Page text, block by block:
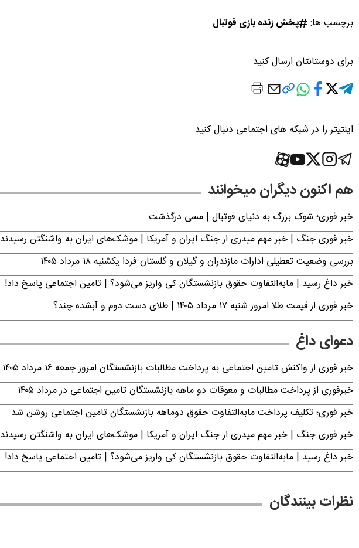
برچسب ها: پخش زنده بازی فوتبال
برای دوستانتان ارسال کنید
اینتیتر را در شبکه های اجتماعی دنبال کنید
هم اکنون دیگران میخوانند
خبر فوری؛‌ شوک بزرگ به دنیای فوتبال | مسی درگذشت
خبر فوری جنگ | خبر مهم میدری از جنگ ایران و آمریکا | موشک‌های ایران به واشنگتن رسیدند
بررسی وضعیت تعطیلی ادارات مازندران و گیلان و گلستان فردا یکشنبه ۱۸ مرداد ۱۴۰۵
خبر داغ رسید | مابه‌التفاوت حقوق بازنشستگان کی واریز می‌شود؟ | تامین اجتماعی پاسخ داد!
خبر فوری از قیمت طلا امروز شنبه ۱۷ مرداد ۱۴۰۵ | طلای دست دوم و آبشده چند؟
دعوای داغ
خبر فوری از واکنش تامین اجتماعی به پرداخت مطالبات بازنشستگان امروز جمعه ۱۶ مرداد ۱۴۰۵
خبرفوری از پرداخت مطالبات و معوقات دو ماهه بازنشستگان تامین اجتماعی در مرداد ۱۴۰۵
خبر فوری؛ تکلیف پرداخت مابه‌التفاوت حقوق دوماهه بازنشستگان تامین اجتماعی روشن شد
خبر فوری جنگ | خبر مهم میدری از جنگ ایران و آمریکا | موشک‌های ایران به واشنگتن رسیدند
خبر داغ رسید | مابه‌التفاوت حقوق بازنشستگان کی واریز می‌شود؟ | تامین اجتماعی پاسخ داد!
نظرات بینندگان